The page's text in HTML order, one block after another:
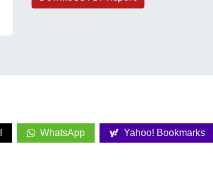
WhatsApp Yahoo! Bookmarks